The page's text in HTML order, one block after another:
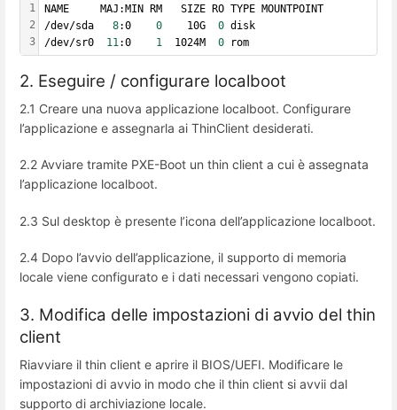
1
2
3
NAME     MAJ:MIN RM   SIZE RO TYPE MOUNTPOINT
/dev/sda 8:0 0
    10G
0 disk
/dev/sr0 11 :0 1
  1024M
0 rom
2. Eseguire / configurare localboot
2.1 Creare una nuova applicazione localboot. Configurare
l’applicazione e assegnarla ai ThinClient desiderati.
2.2 Avviare tramite PXE-Boot un thin client a cui è assegnata
l’applicazione localboot.
2.3 Sul desktop è presente l’icona dell’applicazione localboot.
2.4 Dopo l’avvio dell’applicazione, il supporto di memoria
locale viene configurato e i dati necessari vengono copiati.
3. Modifica delle impostazioni di avvio del thin
client
Riavviare il thin client e aprire il BIOS/UEFI. Modificare le
impostazioni di avvio in modo che il thin client si avvii dal
supporto di archiviazione locale.